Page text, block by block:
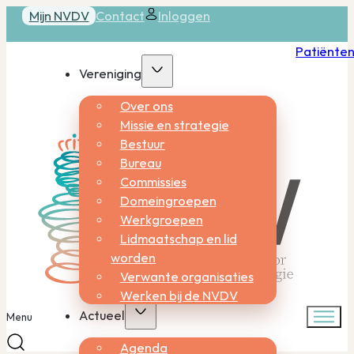
Mijn NVDV Contact Inloggen
Vereniging
Over ons
Missie en strategie
Bestuur
Bureau
Commissies
Domeingroepen
Werkgroepen
Lidmaatschap en lid
worden
Verwante organisaties
Werken bij de NVDV
Actueel
Agenda
Menu